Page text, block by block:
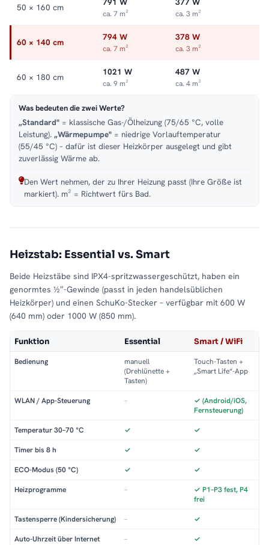
50 × 160 cm
ca. 7 m² ca. 3 m²
60 × 140 cm 794 W
ca. 7 m²
378 W
ca. 3 m²
60 × 180 cm 1021 W
ca. 9 m²
487 W
ca. 4 m²
Was bedeuten die zwei Werte?
„Standard" = klassische Gas-/Ölheizung (75/65 °C, volle
Leistung). „Wärmepumpe" = niedrige Vorlauftemperatur
(55/45 °C) – dafür ist dieser Heizkörper ausgelegt und gibt
zuverlässig Wärme ab.
Den Wert nehmen, der zu Ihrer Heizung passt (Ihre Größe ist
markiert). m² = Richtwert fürs Bad.
Heizstab: Essential vs. Smart
Beide Heizstäbe sind IPX4-spritzwassergeschützt, haben ein
genormtes ½″-Gewinde (passt in jeden handelsüblichen
Heizkörper) und einen SchuKo-Stecker – verfügbar mit 600 W
(640 mm) oder 1000 W (850 mm).
Funktion Essential Smart / WiFi
Bedienung
manuell
(Drehlünette +
Tasten)
Touch-Tasten +
„Smart Life“-App
WLAN / App-Steuerung –
✓ (Android/iOS,
Fernsteuerung)
Temperatur 30–70 °C ✓ ✓
Timer bis 8 h ✓ ✓
ECO-Modus (50 °C) ✓ ✓
Heizprogramme –
✓ P1–P3 fest, P4
frei
Tastensperre (Kindersicherung) – ✓
Auto-Uhrzeit über Internet – ✓